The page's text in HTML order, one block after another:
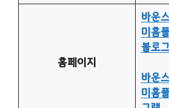
홈페이지
바운
미홈
블로
바운
미홈